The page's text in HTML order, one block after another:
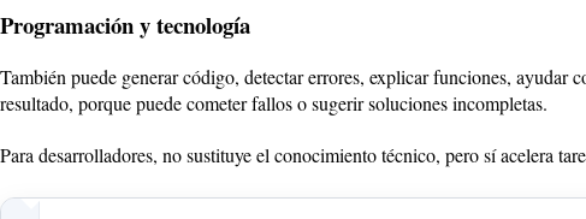
Programación y tecnología
También puede generar código, detectar errores, explicar funciones, ayudar
resultado, porque puede cometer fallos o sugerir soluciones incompletas.
Para desarrolladores, no sustituye el conocimiento técnico, pero sí acelera